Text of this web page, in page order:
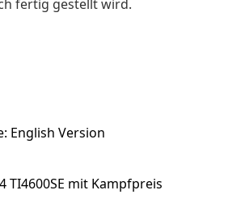
fertig gestellt wird.
English Version
TI4600SE mit Kampfpreis